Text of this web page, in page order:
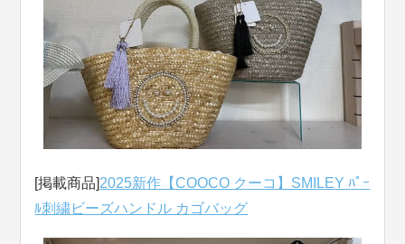
[掲載商品]2025新作【COOCO クーコ】SMILEY ﾊﾟｰ
ﾙ刺繍ビーズハンドル カゴバッグ